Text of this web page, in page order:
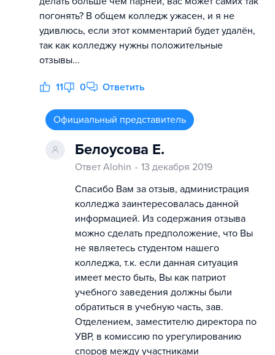
погонять? В общем колледж ужасен, и я не
удивлюсь, если этот комментарий будет удалён,
так как колледжу нужны положительные
отзывы...
11 0 Ответить
Официальный представитель
Белоусова Е.
Ответ Alohin
13 декабря 2019
Спасибо Вам за отзыв, администрация
колледжа заинтересовалась данной
информацией. Из содержания отзыва
можно сделать предположение, что Вы
не являетесь студентом нашего
колледжа, т.к. если данная ситуация
имеет место быть, Вы как патриот
учебного заведения должны были
обратиться в учебную часть, зав.
Отделением, заместителю директора по
УВР, в комиссию по урегулированию
споров между участниками